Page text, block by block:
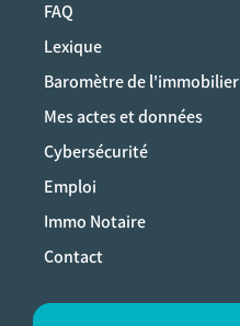
FAQ
Lexique
Baromètre de l'immobilier
Mes actes et données
Cybersécurité
Emploi
Immo Notaire
Contact